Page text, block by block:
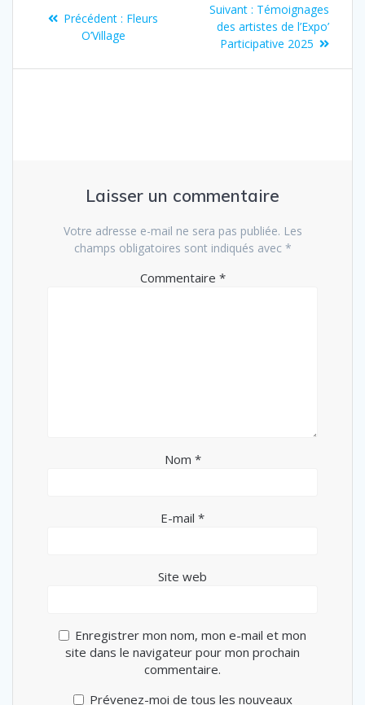
Précédent : Fleurs
O’Village
Suivant : Témoignages
des artistes de l’Expo’
Participative 2025
Laisser un commentaire
Votre adresse e-mail ne sera pas publiée. Les
champs obligatoires sont indiqués avec *
Commentaire *
Nom *
E-mail *
Site web
Enregistrer mon nom, mon e-mail et mon
site dans le navigateur pour mon prochain
commentaire.
Prévenez-moi de tous les nouveaux